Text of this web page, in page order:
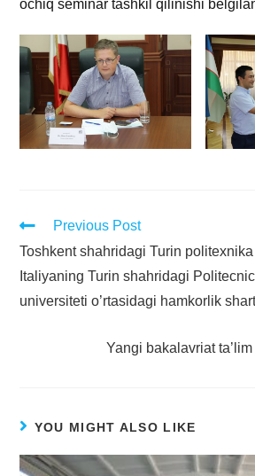
ochiq seminar tashkil qilinishi
Previous Post
Toshkent shahridagi Turin
Italiyaning Turin shahridagi
universiteti o’rtasidagi hamkorlik
Yangi bakalavriat
YOU MIGHT ALSO LIKE